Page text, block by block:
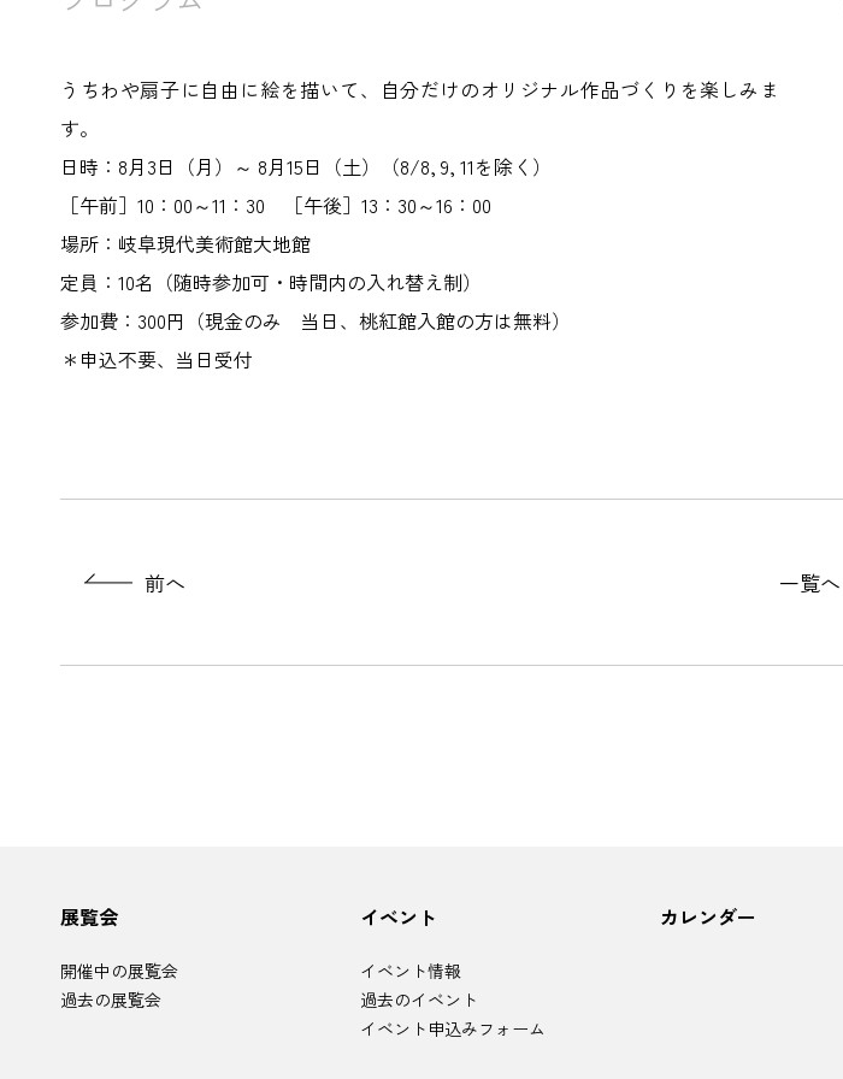
うちわや扇子に自由に絵を描いて、自分だけのオリジナル作品づくりを楽しみま
す。
日時：8月3日（月）～ 8月15日（土）（8/8, 9, 11を除く）
［午前］10：00～11：30 ［午後］13：30～16：00
場所：岐阜現代美術館大地館
定員：10名（随時参加可・時間内の入れ替え制）
参加費：300円（現金のみ 当日、桃紅館入館の方は無料）
＊申込不要、当日受付
前へ 一覧へ
サ
イ
マ
ッ
プ
展覧会
開催中の展覧会
過去の展覧会
イベント
イベント情報
過去のイベント
イベント申込みフォーム
カレンダー